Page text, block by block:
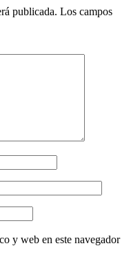
publicada. Los campos
y web en este navegador